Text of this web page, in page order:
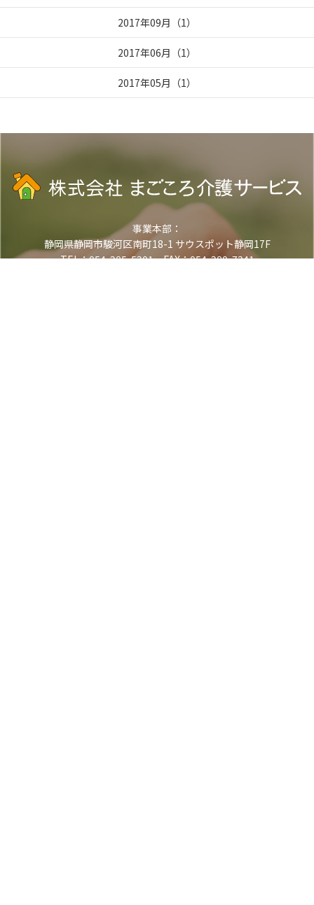
2017年09月 （1）
2017年06月 （1）
2017年05月 （1）
事業本部：
静岡県静岡市駿河区南町18-1 サウスポット静岡17F
TEL：054-285-5201 FAX：054-280-7341